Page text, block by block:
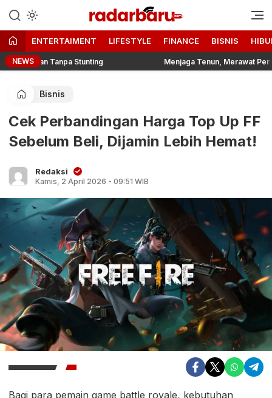
radarbaru.com
Informasi Berita Terbaru dan
Terkini Hari Ini
ENTERTAIMENT LIFESTYLE FINANCE BISNIS
NEWS
Tanpa Stunting Menjaga Tenun, Merawat
Bisnis
Cek Perbandingan Harga Top Up FF
Sebelum Beli, Dijamin Lebih Hemat!
Redaksi
Kamis, 2 April 2026 - 09:51 WIB
Bagi para pemain game battle royale, kebutuhan